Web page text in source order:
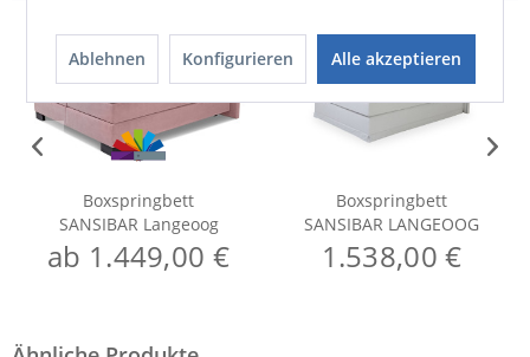
Boxspringbett
SANSIBAR Langeoog
ab 1.449,00 €
Boxspringbett
SANSIBAR LANGEOOG
1.538,00 €
Ablehnen Konfigurieren Alle akzeptieren